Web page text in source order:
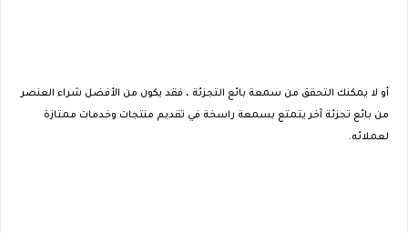
أو لا يمكنك التحقق من سمعة بائع التجزئة ، فقد يكون من الأفضل شراء العنصر
من بائع تجزئة آخر يتمتع بسمعة راسخة في تقديم منتجات وخدمات ممتازة
لعملائه.